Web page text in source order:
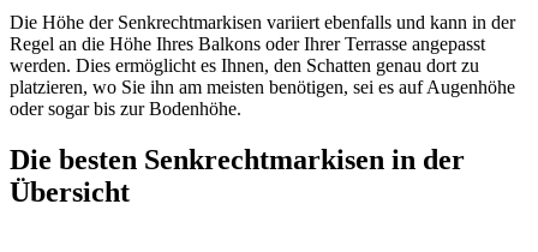
Die Höhe der Senkrechtmarkisen variiert ebenfalls und kann in der
Regel an die Höhe Ihres Balkons oder Ihrer Terrasse angepasst
werden. Dies ermöglicht es Ihnen, den Schatten genau dort zu
platzieren, wo Sie ihn am meisten benötigen, sei es auf Augenhöhe
oder sogar bis zur Bodenhöhe.
Die besten Senkrechtmarkisen in der
Übersicht